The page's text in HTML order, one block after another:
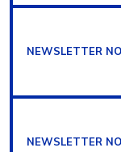
NEWSLETTER
NEWSLETTER